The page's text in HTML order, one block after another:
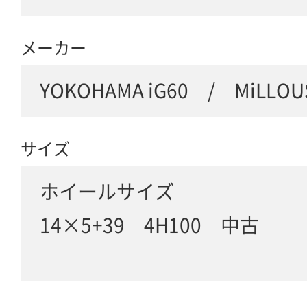
メーカー
YOKOHAMA iG60 /
サイズ
ホイールサイズ
14×5+39 4H100 中古